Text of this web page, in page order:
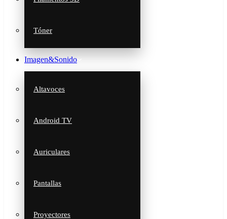
Tóner
Imagen&Sonido
Altavoces
Android TV
Auriculares
Pantallas
Proyectores